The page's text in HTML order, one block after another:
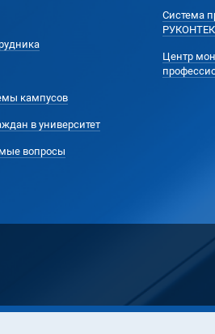
кампусов
в университет
вопросы
Система
Центр